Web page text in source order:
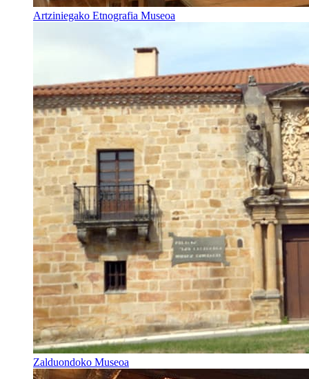
Artziniegako Etnografia Museoa
Zalduondoko Museoa